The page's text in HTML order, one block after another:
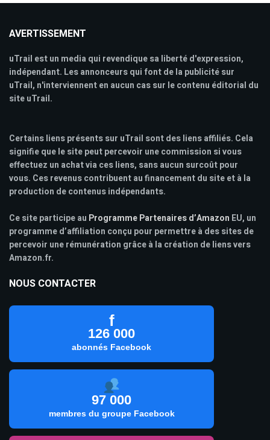
AVERTISSEMENT
uTrail est un media qui revendique sa liberté d'expression,
indépendant. Les annonceurs qui font de la publicité sur
uTrail, n'interviennent en aucun cas sur le contenu éditorial du
site uTrail.
Certains liens présents sur uTrail sont des liens affiliés. Cela
signifie que le site peut percevoir une commission si vous
effectuez un achat via ces liens, sans aucun surcoût pour
vous. Ces revenus contribuent au financement du site et à la
production de contenus indépendants.
Ce site participe au Programme Partenaires d’Amazon EU, un
programme d’affiliation conçu pour permettre à des sites de
percevoir une rémunération grâce à la création de liens vers
Amazon.fr.
NOUS CONTACTER
f
126 000
abonnés Facebook
97 000
membres du groupe Facebook